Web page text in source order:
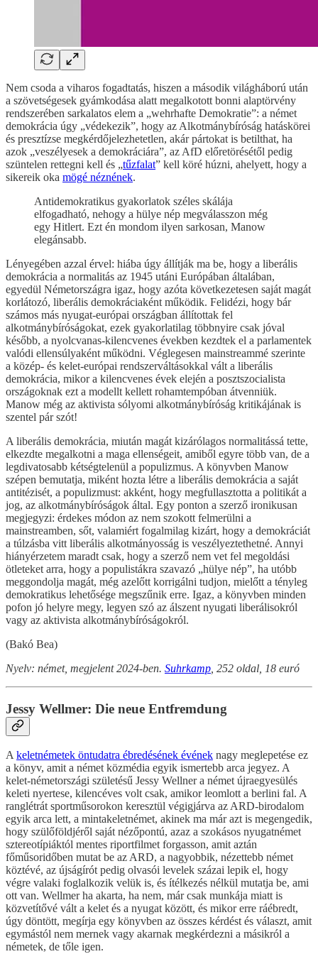
Nem csoda a viharos fogadtatás, hiszen a második világháború után
a szövetségesek gyámkodása alatt megalkotott bonni alaptörvény
rendszerében sarkalatos elem a „wehrhafte Demokratie”: a német
demokrácia úgy „védekezik”, hogy az Alkotmánybíróság hatáskörei
és presztízse megkérdőjelezhetetlen, akár pártokat is betilthat, ha
azok „veszélyesek a demokráciára”, az AfD előretörésétől pedig
szüntelen rettegni kell és „tűzfalat” kell köré húzni, ahelyett, hogy a
sikereik oka mögé néznének.
Antidemokratikus gyakorlatok széles skálája
elfogadható, nehogy a hülye nép megválasszon még
egy Hitlert. Ezt én mondom ilyen sarkosan, Manow
elegánsabb.
Lényegében azzal érvel: hiába úgy állítják ma be, hogy a liberális
demokrácia a normalitás az 1945 utáni Európában általában,
egyedül Németországra igaz, hogy azóta következetesen saját magát
korlátozó, liberális demokráciaként működik. Felidézi, hogy bár
számos más nyugat-európai országban állítottak fel
alkotmánybíróságokat, ezek gyakorlatilag többnyire csak jóval
később, a nyolcvanas-kilencvenes években kezdtek el a parlamentek
valódi ellensúlyaként működni. Véglegesen mainstreammé szerinte
a közép- és kelet-európai rendszerváltásokkal vált a liberális
demokrácia, mikor a kilencvenes évek elején a posztszocialista
országoknak ezt a modellt kellett rohamtempóban átvenniük.
Manow még az aktivista sólyomi alkotmánybíróság kritikájának is
szentel pár szót!
A liberális demokrácia, miután magát kizárólagos normalitássá tette,
elkezdte megalkotni a maga ellenségeit, amiből egyre több van, de a
legdivatosabb kétségtelenül a populizmus. A könyvben Manow
szépen bemutatja, miként hozta létre a liberális demokrácia a saját
antitézisét, a populizmust: akként, hogy megfullasztotta a politikát a
jog, az alkotmánybíróságok által. Egy ponton a szerző ironikusan
megjegyzi: érdekes módon az nem szokott felmerülni a
mainstreamben, sőt, valamiért fogalmilag kizárt, hogy a demokráciát
a túlzásba vitt liberális alkotmányosság is veszélyeztethetné. Annyi
hiányérzetem maradt csak, hogy a szerző nem vet fel megoldási
ötleteket arra, hogy a populistákra szavazó „hülye nép”, ha utóbb
meggondolja magát, még azelőtt korrigálni tudjon, mielőtt a tényleg
demokratikus lehetősége megszűnik erre. Igaz, a könyvben minden
pofon jó helyre megy, legyen szó az álszent nyugati liberálisokról
vagy az aktivista alkotmánybíróságokról.
(Bakó Bea)
Nyelv: német, megjelent 2024-ben. Suhrkamp , 252 oldal, 18 euró
Jessy Wellmer: Die neue Entfremdung
Akeletnémetek öntudatra ébredésének évének nagy meglepetése ez
a könyv, amit a német közmédia egyik ismertebb arca jegyez. A
kelet-németországi születésű Jessy Wellner a német újraegyesülés
keleti nyertese, kilencéves volt csak, amikor leomlott a berlini fal. A
ranglétrát sportműsorokon keresztül végigjárva az ARD-birodalom
egyik arca lett, a mintakeletnémet, akinek ma már azt is megengedik,
hogy szülőföldjéről saját nézőpontú, azaz a szokásos nyugatnémet
sztereotípiáktól mentes riportfilmet forgasson, amit aztán
főműsoridőben mutat be az ARD, a nagyobbik, nézettebb német
köztévé, az újságírót pedig olvasói levelek százai lepik el, hogy
végre valaki foglalkozik velük is, és ítélkezés nélkül mutatja be, ami
ott van. Wellmer ha akarta, ha nem, már csak munkája miatt is
közvetítővé vált a kelet és a nyugat között, és mikor erre ráébredt,
úgy döntött, megírja egy könyvben az összes kérdést és választ, amit
egymástól nem mernek vagy akarnak megkérdezni a másikról a
németek, de tőle igen.